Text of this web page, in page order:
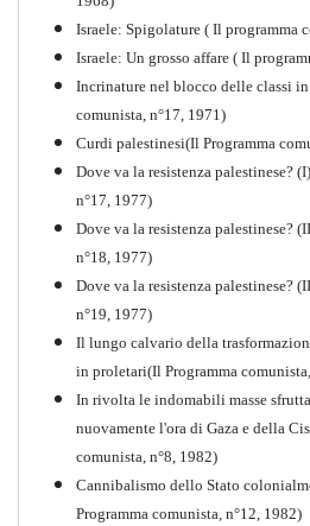
Storia della Sinistra
Comunista V
Perchè la Russia non era
comunista
Israele: Spigolature ( Il programma
Israele: Un grosso affare ( Il
Incrinature nel blocco delle classi
comunista, n°17, 1971)
Curdi palestinesi(Il Programma
Dove va la resistenza palestinese?
n°17, 1977)
Dove va la resistenza palestinese?
n°18, 1977)
Dove va la resistenza palestinese?
n°19, 1977)
Il lungo calvario della
in proletari(Il Programma
In rivolta le indomabili masse
nuovamente l'ora di Gaza e della
comunista, n°8, 1982)
Cannibalismo dello Stato
Programma comunista, n°12, 1982)